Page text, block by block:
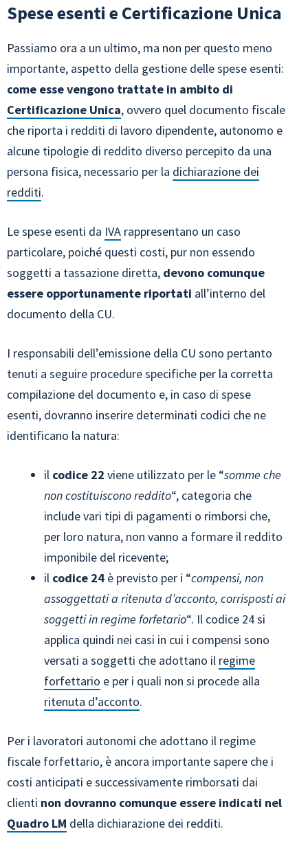
Spese esenti e Certificazione Unica
Passiamo ora a un ultimo, ma non per questo meno
importante, aspetto della gestione delle spese esenti:
come esse vengono trattate in ambito di
Certificazione Unica, ovvero quel documento fiscale
che riporta i redditi di lavoro dipendente, autonomo e
alcune tipologie di reddito diverso percepito da una
persona fisica, necessario per la dichiarazione dei
redditi.
Le spese esenti da IVA rappresentano un caso
particolare, poiché questi costi, pur non essendo
soggetti a tassazione diretta, devono comunque
essere opportunamente riportati all’interno del
documento della CU.
I responsabili dell’emissione della CU sono pertanto
tenuti a seguire procedure specifiche per la corretta
compilazione del documento e, in caso di spese
esenti, dovranno inserire determinati codici che ne
identificano la natura:
il codice 22 viene utilizzato per le “somme che
non costituiscono reddito“, categoria che
include vari tipi di pagamenti o rimborsi che,
per loro natura, non vanno a formare il reddito
imponibile del ricevente;
il codice 24 è previsto per i “compensi, non
assoggettati a ritenuta d’acconto, corrisposti ai
soggetti in regime forfetario“. Il codice 24 si
applica quindi nei casi in cui i compensi sono
versati a soggetti che adottano il regime
forfettario e per i quali non si procede alla
ritenuta d’acconto.
Per i lavoratori autonomi che adottano il regime
fiscale forfettario, è ancora importante sapere che i
costi anticipati e successivamente rimborsati dai
clienti non dovranno comunque essere indicati nel
Quadro LM della dichiarazione dei redditi.